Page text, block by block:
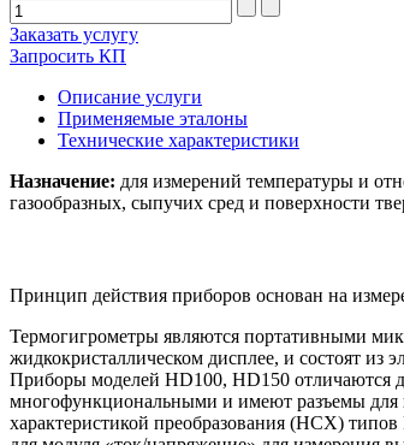
Заказать услугу
Запросить КП
Описание услуги
Применяемые эталоны
Технические характеристики
Назначение: для измерений температуры и
газообразных, сыпучих сред и поверхности
Принцип действия приборов основан на
Термогигрометры являются портативными
жидкокристаллическом дисплее, и состоят
Приборы моделей HD100, HD150 отличаются
многофункциональными и имеют разъемы для
характеристикой преобразования (НСХ)